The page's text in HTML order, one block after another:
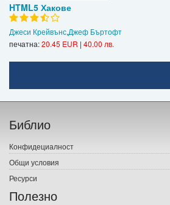
Регистрация
HTML5 Хакове
Джеси Крейвънс,Джеф Бъртофт
печатна:20.45 EUR | 40.00 лв.
Начало
Печатни книги
Електронни книги
Е-списания
Библио
Конфидециалност
Общи условия
Ресурси
Полезно